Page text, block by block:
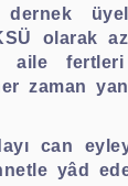
olarak
aile
zaman
can
yâd